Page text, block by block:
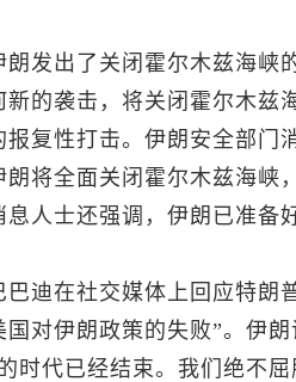
发出了关闭霍尔木兹海峡
的袭击，将关闭霍尔木兹
复性打击。伊朗安全部门
将全面关闭霍尔木兹海峡
人士还强调，伊朗已准备
迪在社交媒体上回应特朗
国对伊朗政策的失败”。伊
时代已经结束。我们绝不屈